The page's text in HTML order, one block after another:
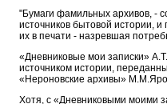
"Бумаги фамильных архивов, -
источников бытовой истории,
их в печати - назревшая
«Дневниковые мои записки»
источником истории,
«Нероновские архивы»
Хотя, с «Дневниковыми моими